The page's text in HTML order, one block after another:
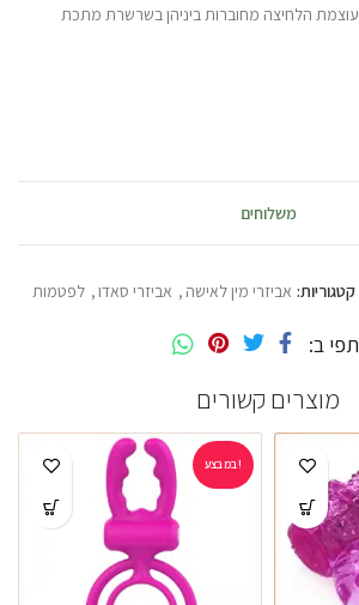
עוצמת הלחיצה מחוברות ביניהן בשרשרת מתכת
משלוחים
קטגוריות: אביזרי מין לאישה , אביזרי סאדו, לפטמות
ב
מוצרים קשורים
במבצע!